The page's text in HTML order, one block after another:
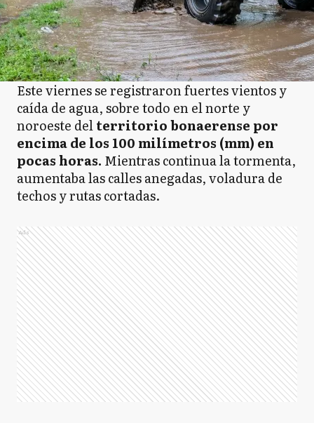
Este viernes se registraron fuertes vientos y
caída de agua, sobre todo en el norte y
noroeste delterritorio bonaerense por
encima de los 100 milímetros (mm) en
pocas horas. Mientras continua la tormenta,
aumentaba las calles anegadas, voladura de
techos y rutas cortadas.
Ads